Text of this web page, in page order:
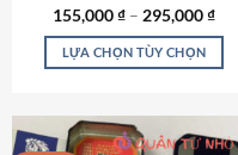
Được xếp
hạng4.95
5 sao
155,000₫ – 295,000₫
LỰA CHỌN TÙY CHỌN
này